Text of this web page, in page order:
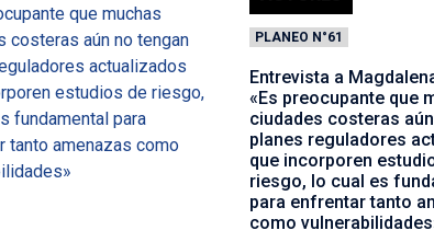
PLANEO N°61
Entrevista a
«Es preocupante que
ciudades costeras
planes reguladores
que incorporen
riesgo, lo cual es
para enfrentar tanto
como